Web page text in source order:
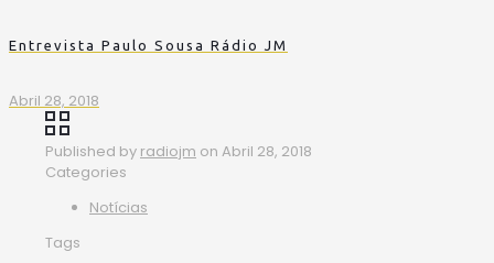
Entrevista Paulo Sousa Rádio JM
Abril 28, 2018
Published by radiojm on Abril 28, 2018
Categories
Notícias
Tags